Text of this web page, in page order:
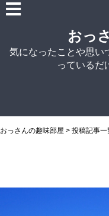
車関連の記事
パソコン関連
自宅でラーメン
NISSIN
おっ
気になったことや思い
っているだ
おっさんの趣味部屋 > 投稿記事一